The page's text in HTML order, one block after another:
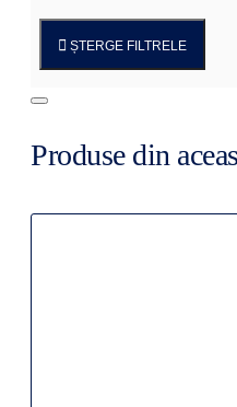
ȘTERGE FILTRELE
Produse din